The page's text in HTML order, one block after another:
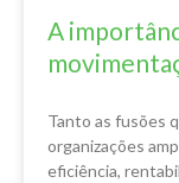
A
Tanto as fusões
organizações
eficiência,